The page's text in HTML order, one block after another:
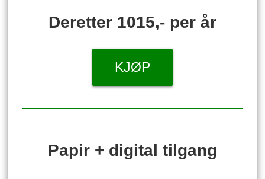
Deretter 1015,- per år
KJØP
Papir + digital tilgang